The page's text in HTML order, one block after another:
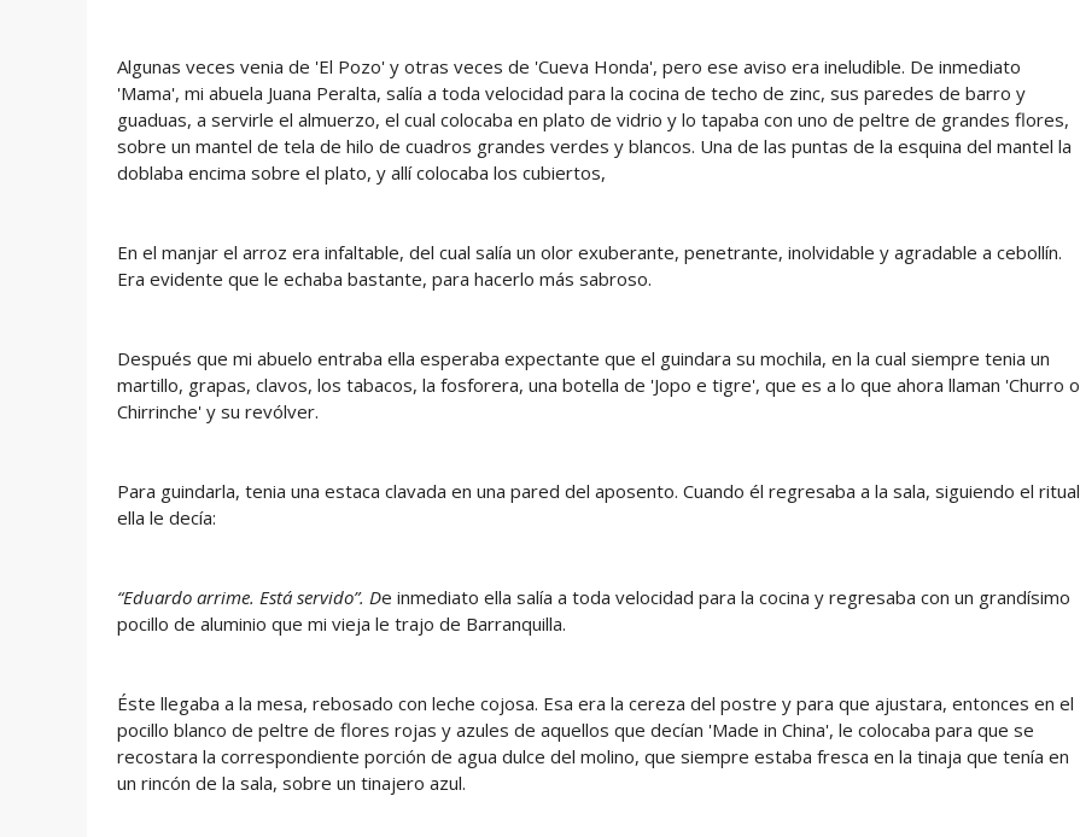
Algunas veces venia de 'El Pozo' y otras veces de 'Cueva Honda', pero ese aviso era ineludible. De inmediato
'Mama', mi abuela Juana Peralta, salía a toda velocidad para la cocina de techo de zinc, sus paredes de barro y
guaduas, a servirle el almuerzo, el cual colocaba en plato de vidrio y lo tapaba con uno de peltre de grandes flores,
sobre un mantel de tela de hilo de cuadros grandes verdes y blancos. Una de las puntas de la esquina del mantel la
doblaba encima sobre el plato, y allí colocaba los cubiertos,
En el manjar el arroz era infaltable, del cual salía un olor exuberante, penetrante, inolvidable y agradable a cebollín.
Era evidente que le echaba bastante, para hacerlo más sabroso.
Después que mi abuelo entraba ella esperaba expectante que el guindara su mochila, en la cual siempre tenia un
martillo, grapas, clavos, los tabacos, la fosforera, una botella de 'Jopo e tigre', que es a lo que ahora llaman 'Churro o
Chirrinche' y su revólver.
Para guindarla, tenia una estaca clavada en una pared del aposento. Cuando él regresaba a la sala, siguiendo el ritual
ella le decía:
“Eduardo arrime. Está servido”. De inmediato ella salía a toda velocidad para la cocina y regresaba con un grandísimo
pocillo de aluminio que mi vieja le trajo de Barranquilla.
Éste llegaba a la mesa, rebosado con leche cojosa. Esa era la cereza del postre y para que ajustara, entonces en el
pocillo blanco de peltre de flores rojas y azules de aquellos que decían 'Made in China', le colocaba para que se
recostara la correspondiente porción de agua dulce del molino, que siempre estaba fresca en la tinaja que tenía en
un rincón de la sala, sobre un tinajero azul.